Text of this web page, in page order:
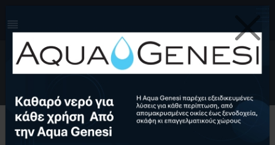
Ελληνικά (EL)
English (EN)
Αρχική Αντίστροφη Ώσμωση
Ανταλλακτικά
Μεμβράνες Αντίστροφης Ώσμωσης